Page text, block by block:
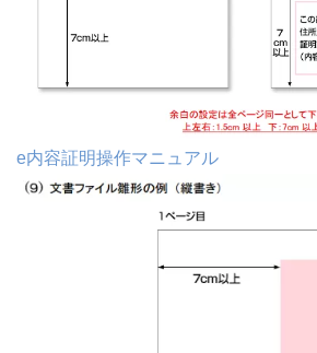
e内容証明操作マニュアル